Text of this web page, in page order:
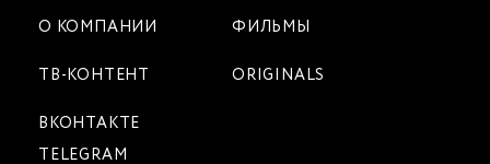
О КОМПАНИИ ФИЛЬМЫ
ТВ-КОНТЕНТ ORIGINALS
ВКОНТАКТЕ
TELEGRAM